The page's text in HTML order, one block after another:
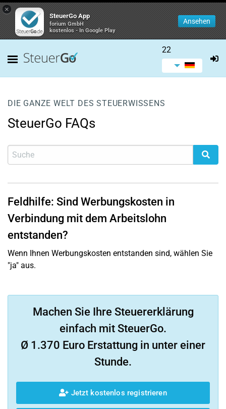
×
SteuerGo App
forium GmbH
kostenlos - In Google Play
Ansehen
22
DIE GANZE WELT DES STEUERWISSENS
SteuerGo FAQs
Feldhilfe: Sind Werbungskosten in
Verbindung mit dem Arbeitslohn
entstanden?
Wenn Ihnen Werbungskosten entstanden sind, wählen Sie
"ja" aus.
Machen Sie Ihre Steuererklärung
einfach mit SteuerGo.
Ø 1.370 Euro Erstattung in unter einer
Stunde.
Jetzt kostenlos registrieren